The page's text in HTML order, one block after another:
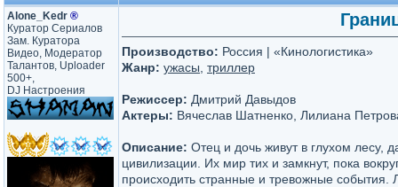
Alone_Kedr ®
Куратор Сериалов
Зам. Куратора
Видео, Модератор
Талантов, Uploader
500+,
DJ Настроения
Производство: Россия | «Кинологистика»
Жанр: ужасы триллер
Режиссер: Дмитрий Давыдов
Актеры: Вячеслав Шатненко, Лилиана
Описание: Отец и дочь живут в глухом лесу,
цивилизации. Их мир тих и замкнут, пока
происходить странные и тревожные события.